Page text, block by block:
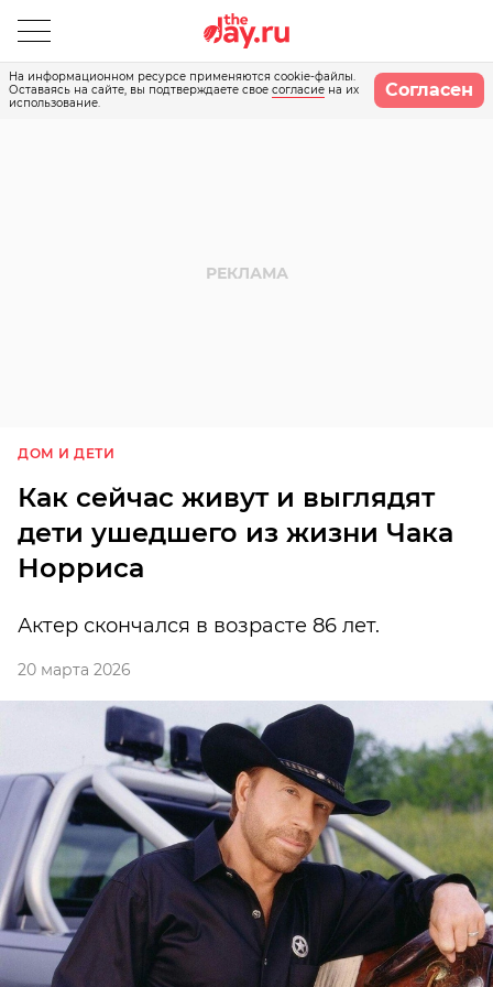
На информационном ресурсе применяются cookie-файлы.
Оставаясь на сайте, вы подтверждаете свое согласие на их
использование.
Согласен
ДОМ И ДЕТИ
Как сейчас живут и выглядят
дети ушедшего из жизни Чака
Норриса
Актер скончался в возрасте 86 лет.
20 марта 2026